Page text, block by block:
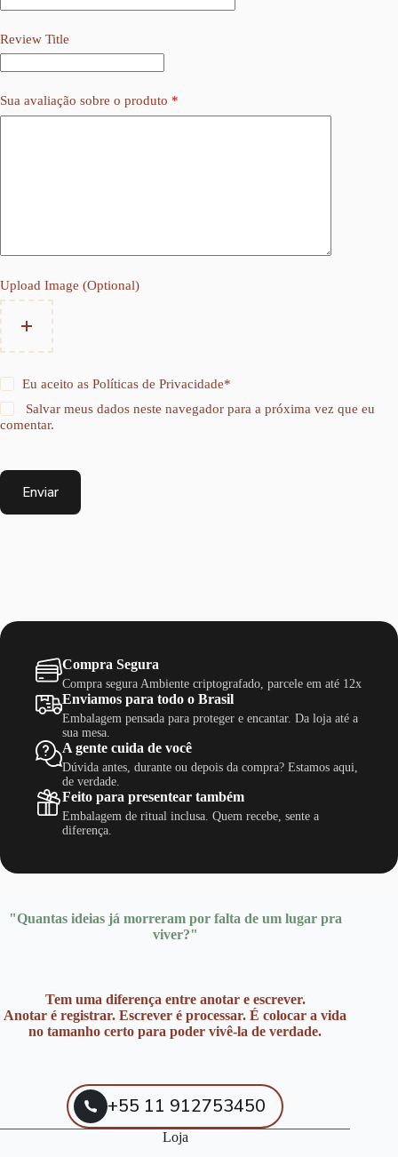
Review Title
Sua avaliação sobre o produto *
Upload Image (Optional)
Eu aceito asPolíticas de Privacidade*
Salvar meus dados neste navegador para a próxima vez que eu
comentar.
Enviar
Compra Segura
Compra segura Ambiente criptografado, parcele em até 12x
Enviamos para todo o Brasil
Embalagem pensada para proteger e encantar. Da loja até a
sua mesa.
A gente cuida de você
Dúvida antes, durante ou depois da compra? Estamos aqui,
de verdade.
Feito para presentear também
Embalagem de ritual inclusa. Quem recebe, sente a
diferença.
"Quantas ideias já morreram por falta de um lugar pra
viver?"
Tem uma diferença entre anotar e escrever.
Anotar é registrar. Escrever é processar. É colocar a vida
no tamanho certo para poder vivê-la de verdade.
+55 11 912753450
Loja